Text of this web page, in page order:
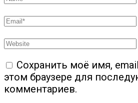
Сохранить моё имя,
этом браузере для
комментариев.